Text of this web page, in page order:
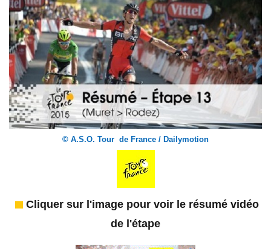
© A.S.O. Tour de France / Dailymotion
Cliquer sur l'image pour voir le résumé vidéo
de l'étape